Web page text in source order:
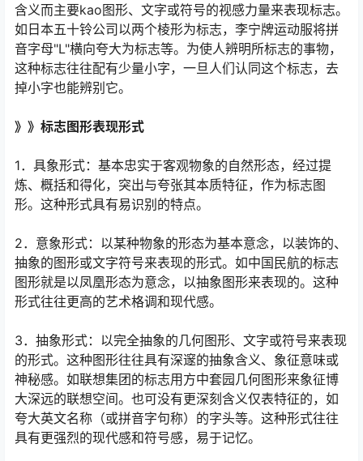
含义而主要kao图形、文字或符号的视感力量来表现标志。
如日本五十铃公司以两个棱形为标志，李宁牌运动服将拼
音字母"L"横向夸大为标志等。为使人辨明所标志的事物，
这种标志往往配有少量小字，一旦人们认同这个标志，去
掉小字也能辨别它。
》》标志图形表现形式
1．具象形式：基本忠实于客观物象的自然形态，经过提
炼、概括和得化，突出与夸张其本质特征，作为标志图
形。这种形式具有易识别的特点。
2．意象形式：以某种物象的形态为基本意念，以装饰的、
抽象的图形或文字符号来表现的形式。如中国民航的标志
图形就是以凤凰形态为意念，以抽象图形来表现的。这种
形式往往更高的艺术格调和现代感。
3．抽象形式：以完全抽象的几何图形、文字或符号来表现
的形式。这种图形往往具有深邃的抽象含义、象征意味或
神秘感。如联想集团的标志用方中套园几何图形来象征博
大深远的联想空间。也可没有更深刻含义仅表特征的，如
夸大英文名称（或拼音字句称）的字头等。这种形式往往
具有更强烈的现代感和符号感，易于记忆。